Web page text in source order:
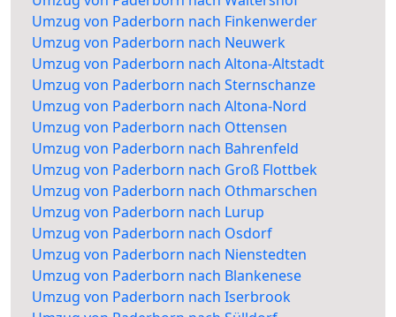
Umzug von Paderborn nach Finkenwerder
Umzug von Paderborn nach Neuwerk
Umzug von Paderborn nach Altona-Altstadt
Umzug von Paderborn nach Sternschanze
Umzug von Paderborn nach Altona-Nord
Umzug von Paderborn nach Ottensen
Umzug von Paderborn nach Bahrenfeld
Umzug von Paderborn nach Groß Flottbek
Umzug von Paderborn nach Othmarschen
Umzug von Paderborn nach Lurup
Umzug von Paderborn nach Osdorf
Umzug von Paderborn nach Nienstedten
Umzug von Paderborn nach Blankenese
Umzug von Paderborn nach Iserbrook